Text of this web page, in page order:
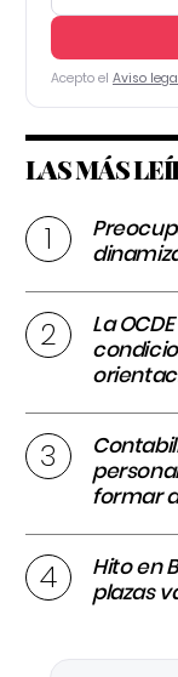
Acepto el Aviso
LAS MÁS
La
formar
Hito en
plazas